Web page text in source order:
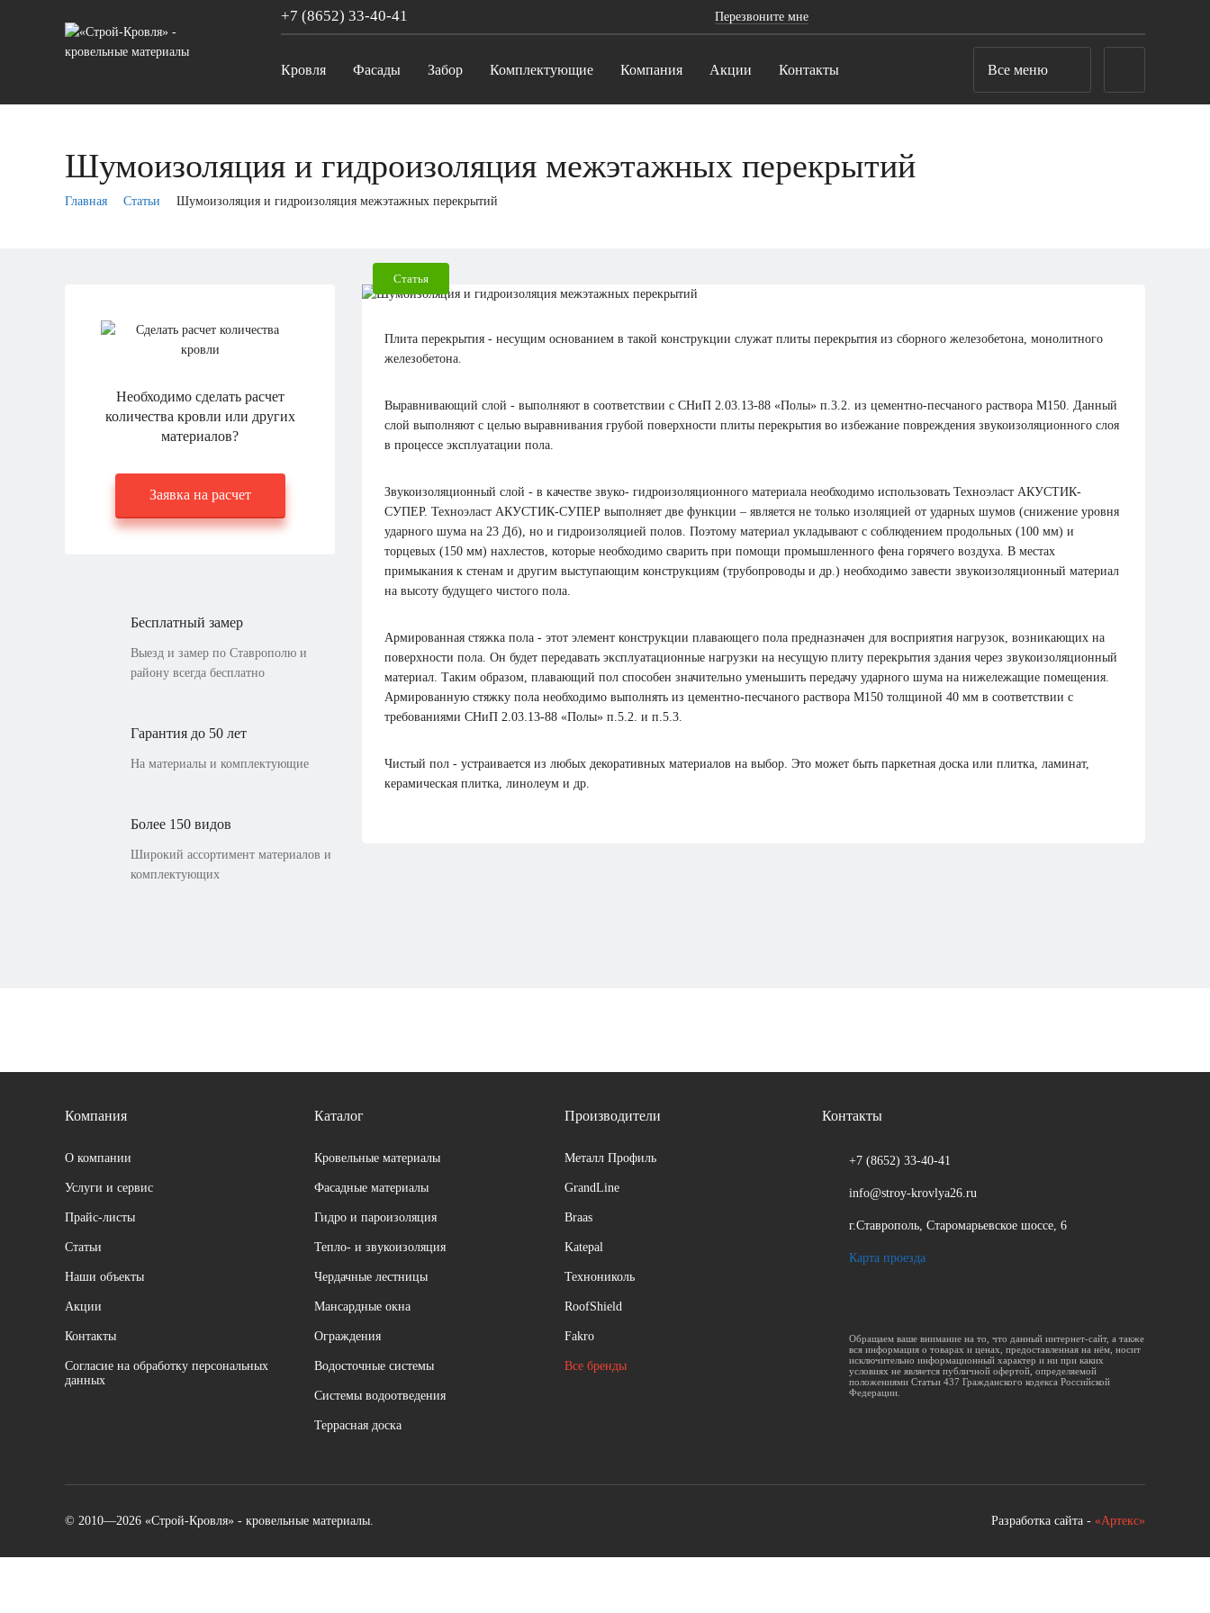
+7 (8652) 33-40-41 Перезвоните мне
Кровля Фасады Забор Комплектующие Компания Акции Контакты Все меню
Шумоизоляция и гидроизоляция межэтажных перекрытий
Главная Статьи Шумоизоляция и гидроизоляция межэтажных перекрытий
Необходимо сделать расчет
количества кровли или других
материалов?
Заявка на расчет
Бесплатный замер
Выезд и замер по Ставрополю и
району всегда бесплатно
Гарантия до 50 лет
На материалы и комплектующие
Более 150 видов
Широкий ассортимент материалов и
комплектующих
Статья
Плита перекрытия - несущим основанием в такой конструкции служат плиты перекрытия из сборного железобетона, монолитного
железобетона.
Выравнивающий слой - выполняют в соответствии с СНиП 2.03.13-88 «Полы» п.3.2. из цементно-песчаного раствора М150. Данный
слой выполняют с целью выравнивания грубой поверхности плиты перекрытия во избежание повреждения звукоизоляционного слоя
в процессе эксплуатации пола.
Звукоизоляционный слой - в качестве звуко- гидроизоляционного материала необходимо использовать Техноэласт АКУСТИК-
СУПЕР. Техноэласт АКУСТИК-СУПЕР выполняет две функции – является не только изоляцией от ударных шумов (снижение уровня
ударного шума на 23 Дб), но и гидроизоляцией полов. Поэтому материал укладывают с соблюдением продольных (100 мм) и
торцевых (150 мм) нахлестов, которые необходимо сварить при помощи промышленного фена горячего воздуха. В местах
примыкания к стенам и другим выступающим конструкциям (трубопроводы и др.) необходимо завести звукоизоляционный материал
на высоту будущего чистого пола.
Армированная стяжка пола - этот элемент конструкции плавающего пола предназначен для восприятия нагрузок, возникающих на
поверхности пола. Он будет передавать эксплуатационные нагрузки на несущую плиту перекрытия здания через звукоизоляционный
материал. Таким образом, плавающий пол способен значительно уменьшить передачу ударного шума на нижележащие помещения.
Армированную стяжку пола необходимо выполнять из цементно-песчаного раствора М150 толщиной 40 мм в соответствии с
требованиями СНиП 2.03.13-88 «Полы» п.5.2. и п.5.3.
Чистый пол - устраивается из любых декоративных материалов на выбор. Это может быть паркетная доска или плитка, ламинат,
керамическая плитка, линолеум и др.
Компания
О компании
Услуги и сервис
Прайс-листы
Cтатьи
Наши объекты
Акции
Контакты
Согласие на обработку персональных
данных
Каталог
Кровельные материалы
Фасадные материалы
Гидро и пароизоляция
Тепло- и звукоизоляция
Чердачные лестницы
Мансардные окна
Ограждения
Водосточные системы
Системы водоотведения
Террасная доска
Производители
Металл Профиль
GrandLine
Braas
Katepal
Технониколь
RoofShield
Fakro
Все бренды
Контакты
+7 (8652) 33-40-41
info@stroy-krovlya26.ru
г.Ставрополь, Старомарьевское шоссе, 6
Карта проезда
Обращаем ваше внимание на то, что данный интернет-сайт, а также
вся информация о товарах и ценах, предоставленная на нём, носит
исключительно информационный характер и ни при каких
условиях не является публичной офертой, определяемой
положениями Статьи 437 Гражданского кодекса Российской
Федерации.
© 2010—2026 «Строй-Кровля» - кровельные материалы. Разработка сайта - «Артекс»